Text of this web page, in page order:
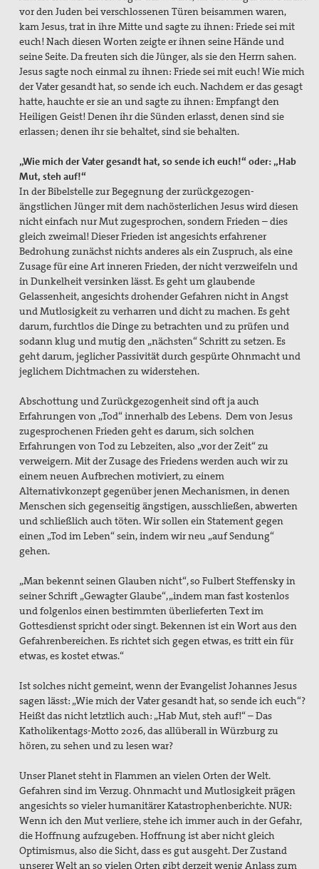
vor den Juden bei verschlossenen Türen beisammen waren,
kam Jesus, trat in ihre Mitte und sagte zu ihnen: Friede sei mit
euch! Nach diesen Worten zeigte er ihnen seine Hände und
seine Seite. Da freuten sich die Jünger, als sie den Herrn sahen.
Jesus sagte noch einmal zu ihnen: Friede sei mit euch! Wie mich
der Vater gesandt hat, so sende ich euch. Nachdem er das gesagt
hatte, hauchte er sie an und sagte zu ihnen: Empfangt den
Heiligen Geist! Denen ihr die Sünden erlasst, denen sind sie
erlassen; denen ihr sie behaltet, sind sie behalten.
„Wie mich der Vater gesandt hat, so sende ich euch!“ oder: „Hab
Mut, steh auf!“
In der Bibelstelle zur Begegnung der zurückgezogen-
ängstlichen Jünger mit dem nachösterlichen Jesus wird diesen
nicht einfach nur Mut zugesprochen, sondern Frieden – dies
gleich zweimal! Dieser Frieden ist angesichts erfahrener
Bedrohung zunächst nichts anderes als ein Zuspruch, als eine
Zusage für eine Art inneren Frieden, der nicht verzweifeln und
in Dunkelheit versinken lässt. Es geht um glaubende
Gelassenheit, angesichts drohender Gefahren nicht in Angst
und Mutlosigkeit zu verharren und dicht zu machen. Es geht
darum, furchtlos die Dinge zu betrachten und zu prüfen und
sodann klug und mutig den „nächsten“ Schritt zu setzen. Es
geht darum, jeglicher Passivität durch gespürte Ohnmacht und
jeglichem Dichtmachen zu widerstehen.
Abschottung und Zurückgezogenheit sind oft ja auch
Erfahrungen von „Tod“ innerhalb des Lebens. Dem von Jesus
zugesprochenen Frieden geht es darum, sich solchen
Erfahrungen von Tod zu Lebzeiten, also „vor der Zeit“ zu
verweigern. Mit der Zusage des Friedens werden auch wir zu
einem neuen Aufbrechen motiviert, zu einem
Alternativkonzept gegenüber jenen Mechanismen, in denen
Menschen sich gegenseitig ängstigen, ausschließen, abwerten
und schließlich auch töten. Wir sollen ein Statement gegen
einen „Tod im Leben“ sein, indem wir neu „auf Sendung“
gehen.
„Man bekennt seinen Glauben nicht“, so Fulbert Steffensky in
seiner Schrift „Gewagter Glaube“, „indem man fast kostenlos
und folgenlos einen bestimmten überlieferten Text im
Gottesdienst spricht oder singt. Bekennen ist ein Wort aus den
Gefahrenbereichen. Es richtet sich gegen etwas, es tritt ein für
etwas, es kostet etwas.“
Ist solches nicht gemeint, wenn der Evangelist Johannes Jesus
sagen lässt: „Wie mich der Vater gesandt hat, so sende ich euch“?
Heißt das nicht letztlich auch: „Hab Mut, steh auf!“ – Das
Katholikentags-Motto 2026, das allüberall in Würzburg zu
hören, zu sehen und zu lesen war?
Unser Planet steht in Flammen an vielen Orten der Welt.
Gefahren sind im Verzug. Ohnmacht und Mutlosigkeit prägen
angesichts so vieler humanitärer Katastrophenberichte. NUR:
Wenn ich den Mut verliere, stehe ich immer auch in der Gefahr,
die Hoffnung aufzugeben. Hoffnung ist aber nicht gleich
Optimismus, also die Sicht, dass es gut ausgeht. Der Zustand
unserer Welt an so vielen Orten gibt derzeit wenig Anlass zum